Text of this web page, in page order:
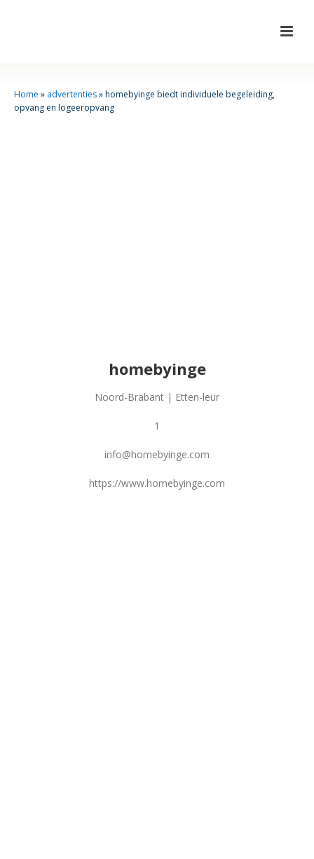
Home » advertenties»homebyinge biedt individuele begeleiding,
opvang en logeeropvang
homebyinge
Noord-Brabant | Etten-leur
1
info@homebyinge.com
https://www.homebyinge.com